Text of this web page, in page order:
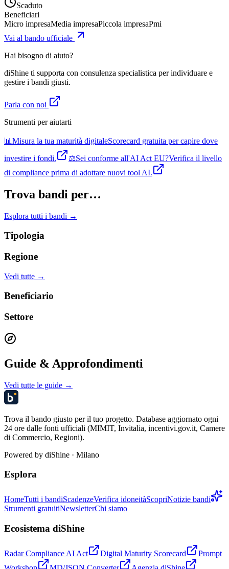
Scaduto
Beneficiari
Micro impresaMedia impresaPiccola impresaPmi
Vai al bando ufficiale
Hai bisogno di aiuto?
diShine ti supporta con consulenza specialistica per individuare e
gestire i bandi giusti.
Parla con noi
Strumenti per aiutarti
📊 Misura la tua maturità digitaleScorecard gratuita per capire dove
investire i fondi.
⚖️Sei conforme all'AI Act EU?Verifica il livello
di compliance prima di adottare nuovi tool AI.
Trova bandi per…
Esplora tutti i bandi →
Tipologia
Regione
Vedi tutte →
Beneficiario
Settore
Guide & Approfondimenti
Vedi tutte le guide →
Trova il bando giusto per il tuo progetto. Database aggiornato ogni
24 ore dalle fonti ufficiali (MIMIT, Invitalia, incentivi.gov.it, Camere
di Commercio, Regioni).
Powered by diShine · Milano
Esplora
HomeTutti i bandiScadenzeVerifica idoneitàScopriNotizie bandi
Strumenti gratuitiNewsletterChi siamo
Ecosistema diShine
Radar Compliance AI Act Digital Maturity Scorecard
Prompt